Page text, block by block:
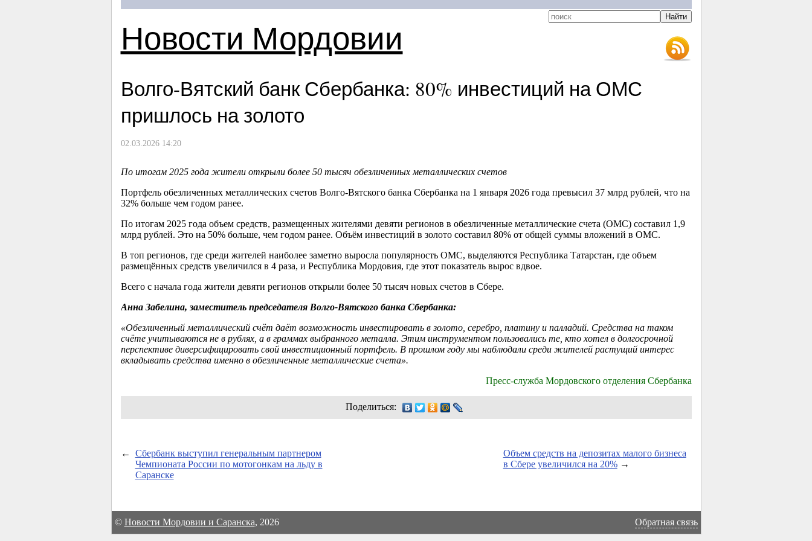
Новости Мордовии
Волго-Вятский банк Сбербанка: 80% инвестиций на ОМС
пришлось на золото
02.03.2026 14:20
По итогам 2025 года жители открыли более 50 тысяч обезличенных металлических счетов
Портфель обезличенных металлических счетов Волго-Вятского банка Сбербанка на 1 января 2026 года превысил 37 млрд рублей, что на
32% больше чем годом ранее.
По итогам 2025 года объем средств, размещенных жителями девяти регионов в обезличенные металлические счета (ОМС) составил 1,9
млрд рублей. Это на 50% больше, чем годом ранее. Объём инвестиций в золото составил 80% от общей суммы вложений в ОМС.
В топ регионов, где среди жителей наиболее заметно выросла популярность ОМС, выделяются Республика Татарстан, где объем
размещённых средств увеличился в 4 раза, и Республика Мордовия, где этот показатель вырос вдвое.
Всего с начала года жители девяти регионов открыли более 50 тысяч новых счетов в Сбере.
Анна Забелина, заместитель председателя Волго-Вятского банка Сбербанка:
«Обезличенный металлический счёт даёт возможность инвестировать в золото, серебро, платину и палладий. Средства на таком
счёте учитываются не в рублях, а в граммах выбранного металла. Этим инструментом пользовались те, кто хотел в долгосрочной
перспективе диверсифицировать свой инвестиционный портфель. В прошлом году мы наблюдали среди жителей растущий интерес
вкладывать средства именно в обезличенные металлические счета».
Пресс-служба Мордовского отделения Сбербанка
Поделиться:
←
Сбербанк выступил генеральным партнером
Чемпионата России по мотогонкам на льду в
Саранске
Объем средств на депозитах малого бизнеса
в Сбере увеличился на 20%→
© Новости Мордовии и Саранска, 2026 Обратная связь